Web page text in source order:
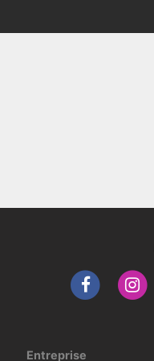
Entreprise